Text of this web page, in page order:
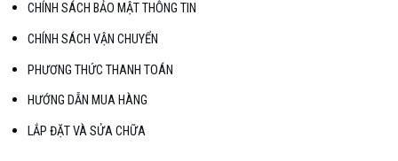
CHÍNH SÁCH BẢO MẬT THÔNG TIN
CHÍNH SÁCH VẬN CHUYỂN
PHƯƠNG THỨC THANH TOÁN
HƯỚNG DẪN MUA HÀNG
LẮP ĐẶT VÀ SỬA CHỮA